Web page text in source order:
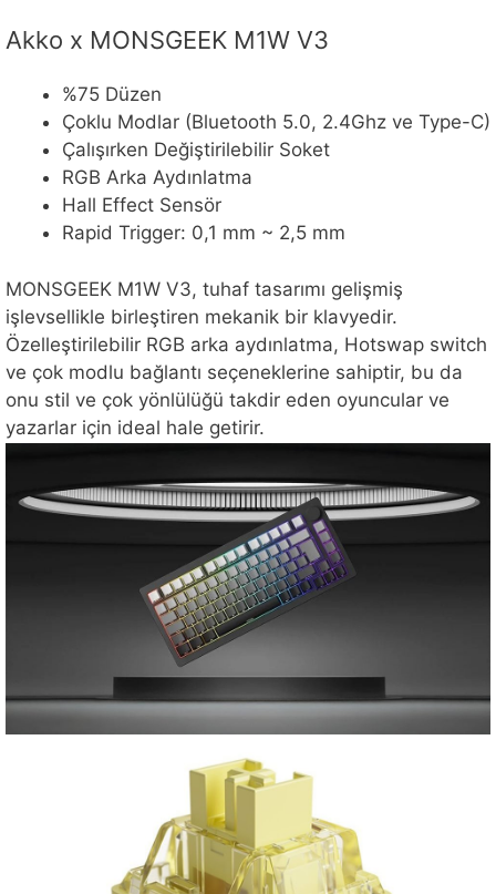
Akko x MONSGEEK M1W V3
%75 Düzen
Çoklu Modlar (Bluetooth 5.0, 2.4Ghz ve Type-C)
Çalışırken Değiştirilebilir Soket
RGB Arka Aydınlatma
Hall Effect Sensör
Rapid Trigger: 0,1 mm ~ 2,5 mm
MONSGEEK M1W V3, tuhaf tasarımı gelişmiş
işlevsellikle birleştiren mekanik bir klavyedir.
Özelleştirilebilir RGB arka aydınlatma, Hotswap switch
ve çok modlu bağlantı seçeneklerine sahiptir, bu da
onu stil ve çok yönlülüğü takdir eden oyuncular ve
yazarlar için ideal hale getirir.